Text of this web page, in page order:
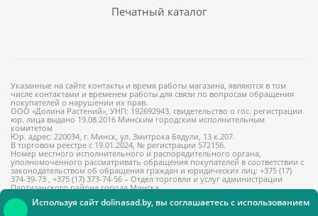
Используя сайт dolinasad.by, вы соглашаетесь с использованием
Печатный каталог
Указанные на сайте контакты и время работы магазина, являются в том
числе контактами и временем работы для связи по вопросам обращения
покупателей о нарушении их прав.
ООО «Долина Растений», УНП: 192692943, свидетельство о гос. регистрации
юр. лица выдано 19.08.2016 Минским городским исполнительным
комитетом
Юр. адрес: 220034, г. Минск, ул. Змитрока Бядули, 13 к.207.
В торговом реестре с 19.01.2024, № регистрации 572156.
Номер местного исполнительного и распорядительного органа,
уполномоченного рассматривать обращения покупателей в соответствии с
законодательством об обращения граждан и юридических лиц: +375 (17)
374-39-73 , +375 (17) 373-74-56 – Отдел торговли и услуг администрации
Партизанского района города Минска